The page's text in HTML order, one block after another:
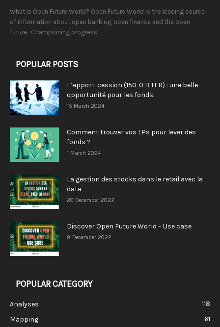
What is Open Future World? Open Future World is the leading source
of information about open banking, open finance and the open
future. Championing progress...
POPULAR POSTS
L’apport-cession (150-0 B TER) : une belle
opportunité pour les fonds...
15 March 2024
Comment trouver vos LPs pour lever des
fonds ?
1 March 2024
La gestion des stocks dans le retail avec la
data
20 December 2022
Discover Open Future World – Use case
8 December 2022
POPULAR CATEGORY
Analyses
118
Mapping
61